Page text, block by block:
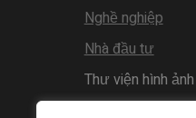
Nghề nghiệp
Nhà đầu tư
Thư viện hình ảnh